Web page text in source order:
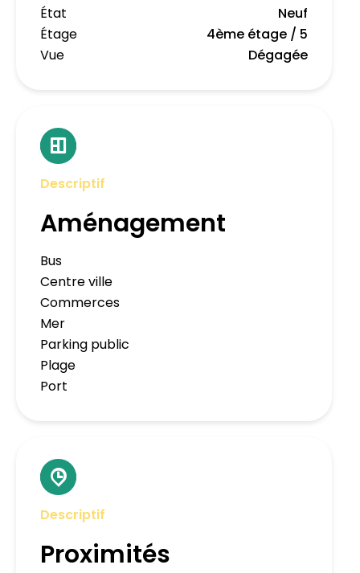
État
Neuf
Étage
4ème étage / 5
Vue
Dégagée
Descriptif
Aménagement
Bus
Centre ville
Commerces
Mer
Parking public
Plage
Port
Descriptif
Proximités